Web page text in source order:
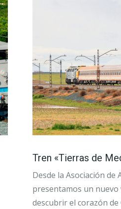
Tren «Tierras de
Desde la Asociación
presentamos un
descubrir el corazón de